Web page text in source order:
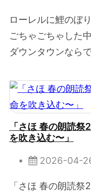
ローレルに鯉のぼ
ごちゃごちゃした
ダウンタウンなら
「さほ 春の朗読
を吹き込む〜」
2026-04-
「さほ 春の朗読